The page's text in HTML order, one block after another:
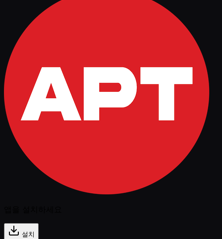
설치